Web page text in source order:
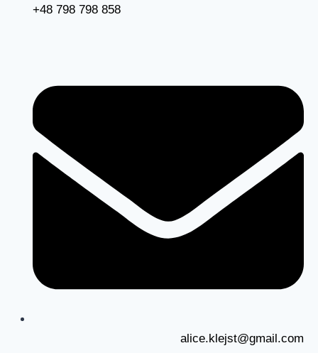
+48 798 798 858
alice.klejst@gmail.com